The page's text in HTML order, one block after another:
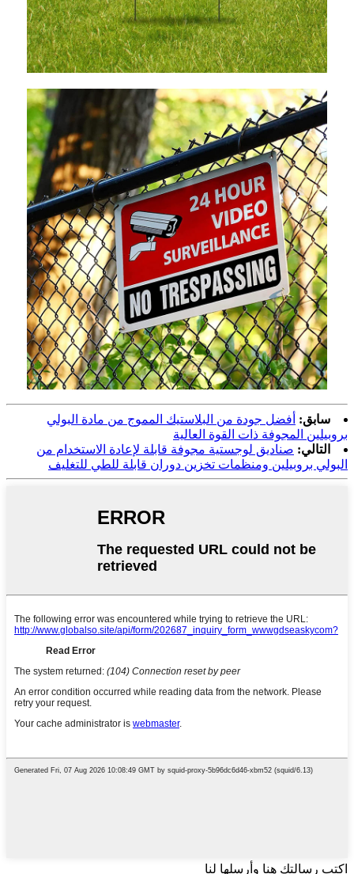
سابق: أفضل جودة من البلاستيك المموج من مادة البولي
بروبيلين المجوفة ذات القوة العالية
التالي: صناديق لوجستية مجوفة قابلة لإعادة الاستخدام من
البولي بروبيلين ومنظمات تخزين دوران قابلة للطي للتغليف
اكتب رسالتك هنا وأرسلها لنا